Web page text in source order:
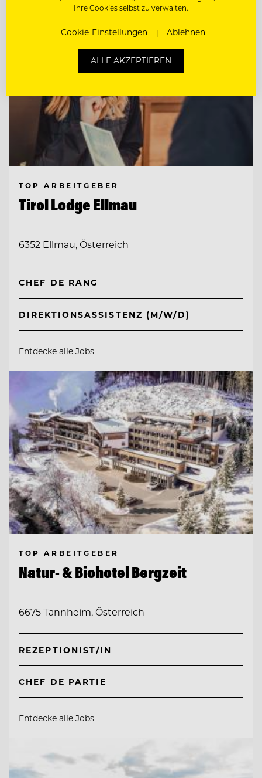
TOP ARBEITGEBER
Tirol Lodge Ellmau
6352 Ellmau, Österreich
CHEF DE RANG
DIREKTIONSASSISTENZ (M/W/D)
Entdecke alle Jobs
TOP ARBEITGEBER
Natur- & Biohotel Bergzeit
6675 Tannheim, Österreich
REZEPTIONIST/IN
CHEF DE PARTIE
Entdecke alle Jobs
Ihre Cookies selbst zu verwalten.
Cookie-Einstellungen Ablehnen
ALLE AKZEPTIEREN